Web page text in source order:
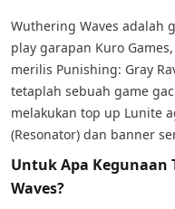
Wuthering Waves adalah
play garapan Kuro
merilis Punishing: Gray
tetaplah sebuah game
melakukan top up Lunite
(Resonator) dan banner
Untuk Apa
Waves?